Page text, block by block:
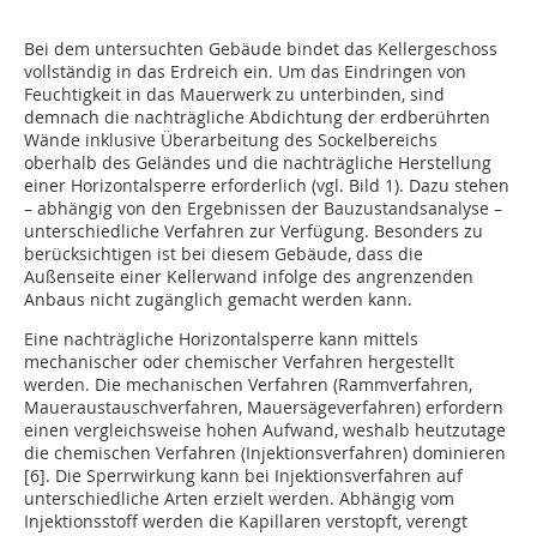
Bei dem untersuchten Gebäude bindet das Kellergeschoss
vollständig in das Erdreich ein. Um das Eindringen von
Feuchtigkeit in das Mauerwerk zu unterbinden, sind
demnach die nachträgliche Abdichtung der erdberührten
Wände inklusive Überarbeitung des Sockelbereichs
oberhalb des Geländes und die nachträgliche Herstellung
einer Horizontalsperre erforderlich (vgl. Bild 1). Dazu stehen
– abhängig von den Ergebnissen der Bauzustandsanalyse –
unterschiedliche Verfahren zur Verfügung. Besonders zu
berücksichtigen ist bei diesem Gebäude, dass die
Außenseite einer Kellerwand infolge des angrenzenden
Anbaus nicht zugänglich gemacht werden kann.
Eine nachträgliche Horizontalsperre kann mittels
mechanischer oder chemischer Verfahren hergestellt
werden. Die mechanischen Verfahren (Rammverfahren,
Maueraustausch­verfahren, Mauersägeverfahren) erfordern
einen vergleichsweise hohen Aufwand, weshalb heutzutage
die chemischen Verfahren (Injektionsverfahren) dominieren
[6]. Die Sperrwirkung kann bei Injektionsverfahren auf
unterschiedliche Arten erzielt werden. Abhängig vom
Injektionsstoff werden die Kapillaren verstopft, verengt